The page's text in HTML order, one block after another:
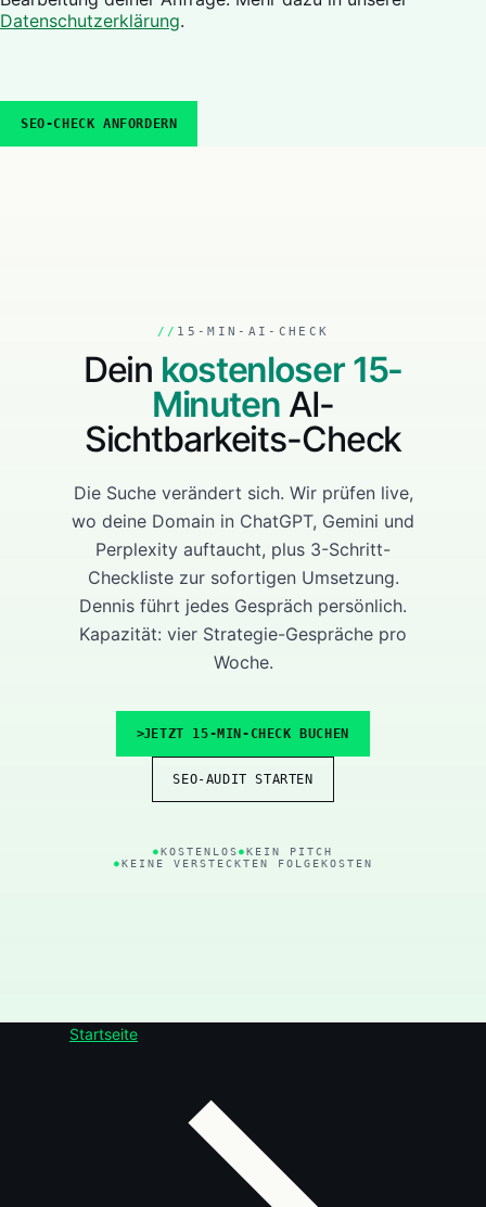
Datenschutzerklärung.
SEO-CHECK ANFORDERN
15-MIN-AI-CHECK
Dein kostenloser 15-
Minuten AI-
Sichtbarkeits-Check
Die Suche verändert sich. Wir prüfen live,
wo deine Domain in ChatGPT, Gemini und
Perplexity auftaucht, plus 3-Schritt-
Checkliste zur sofortigen Umsetzung.
Dennis führt jedes Gespräch persönlich.
Kapazität: vier Strategie-Gespräche pro
Woche.
JETZT 15-MIN-CHECK BUCHEN
SEO-AUDIT STARTEN
KOSTENLOS
KEIN PITCH
KEINE VERSTECKTEN FOLGEKOSTEN
Startseite